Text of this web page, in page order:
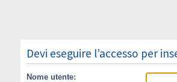
Devi eseguire l’accesso per
Nome utente: